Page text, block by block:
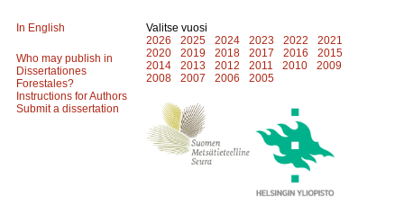
In English
Who may publish in
Dissertationes
Forestales?
Instructions for Authors
Submit a dissertation
Valitse vuosi
2026
2025 2024 2023 2022
2021
2020
2019 2018 2017 2016
2015
2014
2013 2012 2011 2010
2009
2008
2007 2006 2005